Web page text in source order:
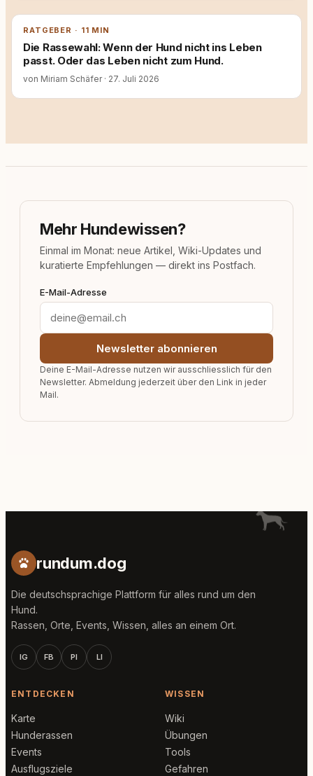
RATGEBER · 11 MIN
Die Rassewahl: Wenn der Hund nicht ins Leben
passt. Oder das Leben nicht zum Hund.
von Miriam Schäfer · 27. Juli 2026
Mehr Hundewissen?
Einmal im Monat: neue Artikel, Wiki-Updates und
kuratierte Empfehlungen — direkt ins Postfach.
E-Mail-Adresse
Newsletter abonnieren
Deine E-Mail-Adresse nutzen wir ausschliesslich für den
Newsletter. Abmeldung jederzeit über den Link in jeder
Mail.
rundum.dog
Die deutschsprachige Plattform für alles rund um den
Hund.
Rassen, Orte, Events, Wissen, alles an einem Ort.
IG FB PI LI
ENTDECKEN
Karte
Hunderassen
Events
Ausflugsziele
WISSEN
Wiki
Übungen
Tools
Gefahren